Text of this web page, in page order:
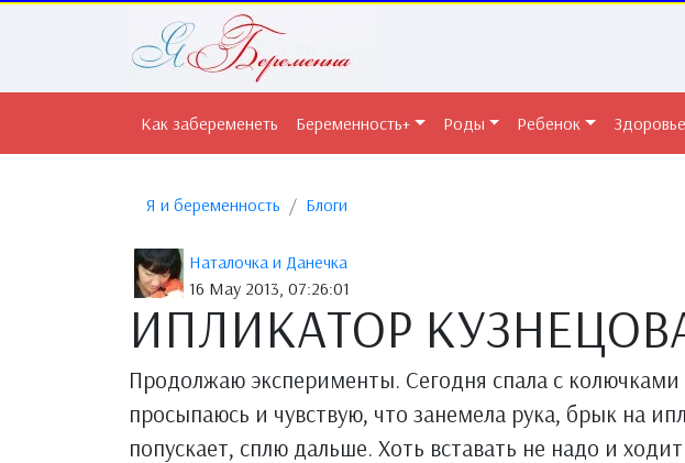
Как забеременеть Беременность+ Роды Ребенок Здоровье
Я и беременность Блоги
Наталочка и Данечка
16 May 2013, 07:26:01
ИПЛИКАТОР
Продолжаю эксперименты. Сегодня спала с
просыпаюсь и чувствую, что занемела рука, брык на
попускает, сплю дальше. Хоть вставать не надо и